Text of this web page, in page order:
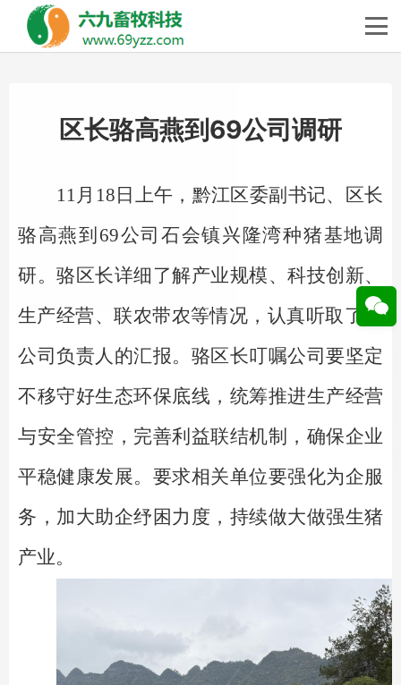
区长骆高燕到69公司调研
11月18日上午，黔江区委副书记、区长
骆高燕到69公司石会镇兴隆湾种猪基地调
研。骆区长详细了解产业规模、科技创新、
生产经营、联农带农等情况 ，认真听取了69
公司负责人的汇报。骆区长叮嘱公司 要坚定
不移守好生态环保底线，统筹推进生产经营
与安全管控，完善利益联结机制，确保企业
平稳健康发展。要求相关单位要强化为企服
务，加大助企纾困力度，持续做大做强生猪
产业。